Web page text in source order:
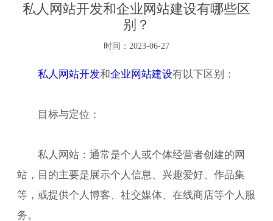
私人网站开发和企业网站建设有哪些区
别？
时间：2023-06-27
私人网站开发和企业网站建设有以下区别：
目标与定位：
私人网站：通常是个人或个体经营者创建的网
站，目的主要是展示个人信息、兴趣爱好、作品集
等，或提供个人博客、社交媒体、在线商店等个人服
务。